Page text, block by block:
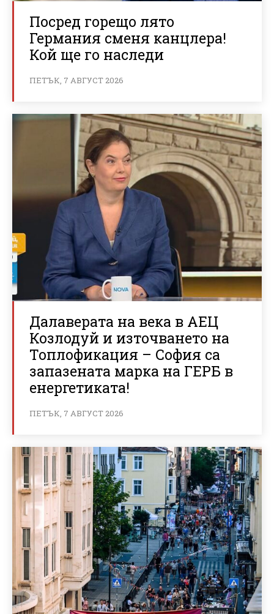
Посред горещо лято
Германия сменя канцлера!
Кой ще го наследи
ПЕТЪК, 7 АВГУСТ 2026
Далаверата на века в АЕЦ
Козлодуй и източването на
Топлофикация – София са
запазената марка на ГЕРБ в
енергетиката!
ПЕТЪК, 7 АВГУСТ 2026